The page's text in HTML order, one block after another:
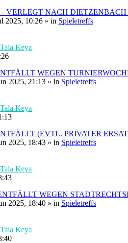
- VERLEGT NACH
2025, 10:26 » in Spieletreffs
Tala Keya
WEGEN
2025, 21:13 » in Spieletreffs
Tala Keya
(EVTL. PRIVATER
2025, 18:43 » in Spieletreffs
Tala Keya
ENTFÄLLT WEGEN
2025, 18:40 » in Spieletreffs
Tala Keya